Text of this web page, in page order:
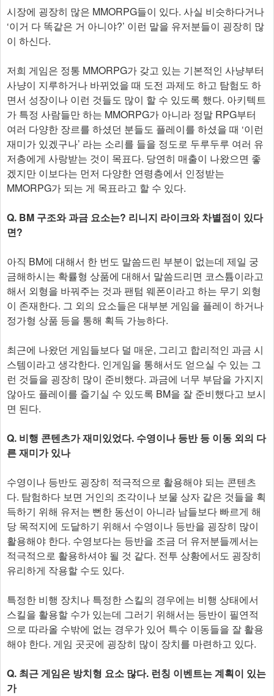
시장에 굉장히 많은 MMORPG들이 있다. 사실 비슷하다거나
‘이거 다 똑같은 거 아니야?’ 이런 말을 유저분들이 굉장히 많
이 하신다.
저희 게임은 정통 MMORPG가 갖고 있는 기본적인 사냥부터
사냥이 지루하거나 바뀌었을 때 도전 과제도 하고 탐험도 하
면서 성장이나 이런 것들도 많이 할 수 있도록 했다. 아키텍트
가 특정 사람들만 하는 MMORPG가 아니라 정말 RPG부터
여러 다양한 장르를 하셨던 분들도 플레이를 하셨을 때 ‘이런
재미가 있겠구나’ 라는 소리를 들을 정도로 두루두루 여러 유
저층에게 사랑받는 것이 목표다. 당연히 매출이 나왔으면 좋
겠지만 이보다는 먼저 다양한 연령층에서 인정받는
MMORPG가 되는 게 목표라고 할 수 있다.
Q. BM 구조와 과금 요소는? 리니지 라이크와 차별점이 있다
면?
아직 BM에 대해서 한 번도 말씀드린 부분이 없는데 제일 궁
금해하시는 확률형 상품에 대해서 말씀드리면 코스튬이라고
해서 외형을 바꿔주는 것과 팬텀 웨폰이라고 하는 무기 외형
이 존재한다. 그 외의 요소들은 대부분 게임을 플레이 하거나
정가형 상품 등을 통해 획득 가능하다.
최근에 나왔던 게임들보다 덜 매운, 그리고 합리적인 과금 시
스템이라고 생각한다. 인게임을 통해서도 얻으실 수 있는 그
런 것들을 굉장히 많이 준비했다. 과금에 너무 부담을 가지지
않아도 플레이를 즐기실 수 있도록 BM을 잘 준비했다고 보시
면 된다.
Q. 비행 콘텐츠가 재미있었다. 수영이나 등반 등 이동 외의 다
른 재미가 있나
수영이나 등반도 굉장히 적극적으로 활용해야 되는 콘텐츠
다. 탐험하다 보면 거인의 조각이나 보물 상자 같은 것들을 획
득하기 위해 유저는 뻔한 동선이 아니라 남들보다 빠르게 해
당 목적지에 도달하기 위해서 수영이나 등반을 굉장히 많이
활용해야 한다. 수영보다는 등반을 조금 더 유저분들께서는
적극적으로 활용하셔야 될 것 같다. 전투 상황에서도 굉장히
유리하게 작용할 수도 있다.
특정한 비행 장치나 특정한 스킬의 경우에는 비행 상태에서
스킬을 활용할 수가 있는데 그러기 위해서는 등반이 필연적
으로 따라올 수밖에 없는 경우가 있어 특수 이동들을 잘 활용
해야 한다. 게임 곳곳에 굉장히 많이 장치를 마련하고 있다.
Q. 최근 게임은 방치형 요소 많다. 런칭 이벤트는 계획이 있는
가